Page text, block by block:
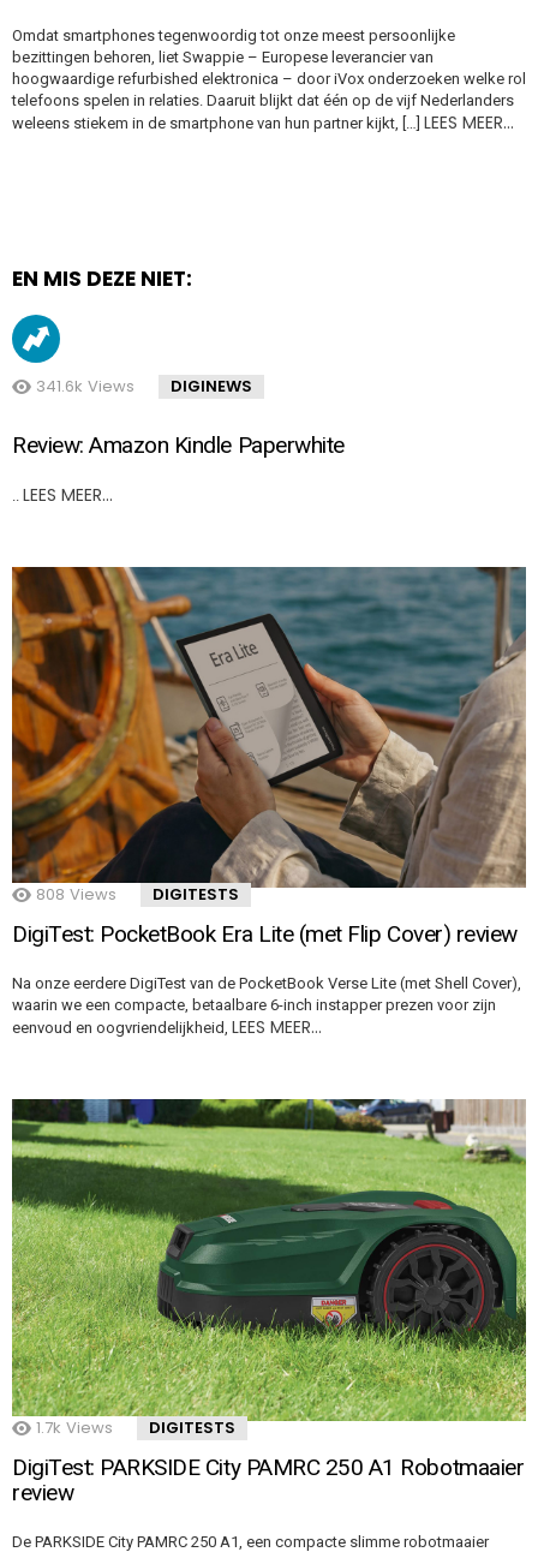
Omdat smartphones tegenwoordig tot onze meest persoonlijke
bezittingen behoren, liet Swappie – Europese leverancier van
hoogwaardige refurbished elektronica – door iVox onderzoeken welke rol
telefoons spelen in relaties. Daaruit blijkt dat één op de vijf Nederlanders
weleens stiekem in de smartphone van hun partner kijkt, […] LEES MEER…
EN MIS DEZE NIET:
341.6k Views DIGINEWS
Review: Amazon Kindle Paperwhite
LEES MEER…
808 Views DIGITESTS
DigiTest: PocketBook Era Lite (met Flip Cover) review
Na onze eerdere DigiTest van de PocketBook Verse Lite (met Shell Cover),
waarin we een compacte, betaalbare 6-inch instapper prezen voor zijn
eenvoud en oogvriendelijkheid, LEES MEER…
1.7k Views DIGITESTS
DigiTest: PARKSIDE City PAMRC 250 A1 Robotmaaier
review
De PARKSIDE City PAMRC 250 A1, een compacte slimme robotmaaier